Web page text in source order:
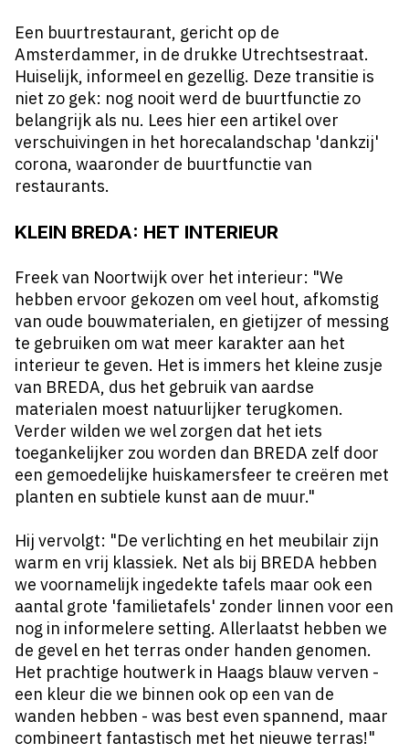
Een buurtrestaurant, gericht op de
Amsterdammer, in de drukke Utrechtsestraat.
Huiselijk, informeel en gezellig. Deze transitie is
niet zo gek: nog nooit werd de buurtfunctie zo
belangrijk als nu. Lees hier een artikel over
verschuivingen in het horecalandschap 'dankzij'
corona, waaronder de buurtfunctie van
restaurants.
KLEIN BREDA: HET INTERIEUR
Freek van Noortwijk over het interieur: "We
hebben ervoor gekozen om veel hout, afkomstig
van oude bouwmaterialen, en gietijzer of messing
te gebruiken om wat meer karakter aan het
interieur te geven. Het is immers het kleine zusje
van BREDA, dus het gebruik van aardse
materialen moest natuurlijker terugkomen.
Verder wilden we wel zorgen dat het iets
toegankelijker zou worden dan BREDA zelf door
een gemoedelijke huiskamersfeer te creëren met
planten en subtiele kunst aan de muur."
Hij vervolgt: "De verlichting en het meubilair zijn
warm en vrij klassiek. Net als bij BREDA hebben
we voornamelijk ingedekte tafels maar ook een
aantal grote 'familietafels' zonder linnen voor een
nog in informelere setting. Allerlaatst hebben we
de gevel en het terras onder handen genomen.
Het prachtige houtwerk in Haags blauw verven -
een kleur die we binnen ook op een van de
wanden hebben - was best even spannend, maar
combineert fantastisch met het nieuwe terras!"